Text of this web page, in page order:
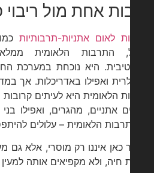
אחת מול ריבוי
לאום אתניות-תרבותיותכמו יוון,
התרבות הלאומית ממלאת
היא נוכחת במערכת החינוך,
ואפילו באדריכלות. אך
הלאומית היא לעיתים קרובות
אתניים, מהגרים, ואפילו בני
הלאומית – עלולים להיתפס
כאן איננו רק מוסרי, אלא גם מעשי:
חיה, ולא מקפיאים אותה למעין פסל